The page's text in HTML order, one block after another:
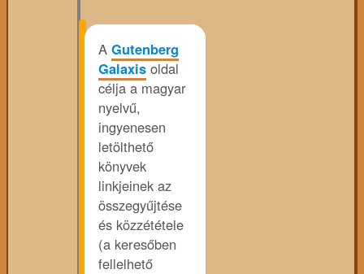
A Gutenberg
Galaxis oldal
célja a magyar
nyelvű,
ingyenesen
letölthető
könyvek
linkjeinek az
összegyűjtése
és közzététele
(a keresőben
fellelhető